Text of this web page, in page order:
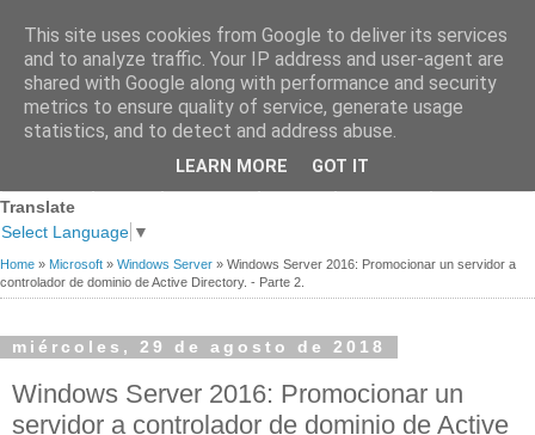
Premios
Links de
Contacto
Translate
Select Language ▼
Home » Microsoft » Windows Server » Windows Server 2016: Promocionar un servidor a
controlador de dominio de Active Directory. - Parte 2.
miércoles, 29 de agosto de 2018
Windows Server 2016: Promocionar un
servidor a controlador de dominio de Active
This site uses cookies from Google to deliver its services
and to analyze traffic. Your IP address and user-agent are
shared with Google along with performance and security
metrics to ensure quality of service, generate usage
statistics, and to detect and address abuse.
LEARN MORE GOT IT